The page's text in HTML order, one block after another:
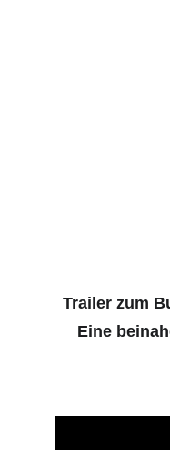
Trailer zum
Eine